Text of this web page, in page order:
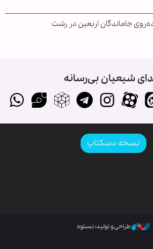
جاماندگان اربعین در رشت
شیعیان بی‌رسانه
نسخه دسکتاپ
طراحی و تولید: نستوه